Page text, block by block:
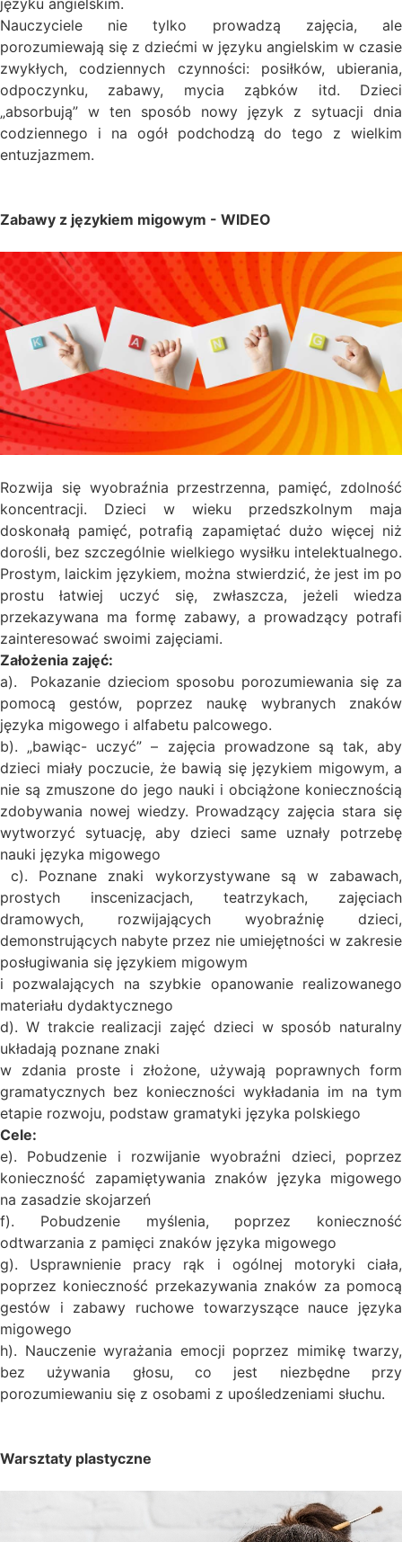
języku angielskim.
Nauczyciele nie tylko prowadzą zajęcia, ale
porozumiewają się z dziećmi w języku angielskim w czasie
zwykłych, codziennych czynności: posiłków, ubierania,
odpoczynku, zabawy, mycia ząbków itd. Dzieci
„absorbują” w ten sposób nowy język z sytuacji dnia
codziennego i na ogół podchodzą do tego z wielkim
entuzjazmem.
Zabawy z językiem migowym - WIDEO
Rozwija się wyobraźnia przestrzenna, pamięć, zdolność
koncentracji. Dzieci w wieku przedszkolnym maja
doskonałą pamięć, potrafią zapamiętać dużo więcej niż
dorośli, bez szczególnie wielkiego wysiłku intelektualnego.
Prostym, laickim językiem, można stwierdzić, że jest im po
prostu łatwiej uczyć się, zwłaszcza, jeżeli wiedza
przekazywana ma formę zabawy, a prowadzący potrafi
zainteresować swoimi zajęciami.
Założenia zajęć:
a). Pokazanie dzieciom sposobu porozumiewania się za
pomocą gestów, poprzez naukę wybranych znaków
języka migowego i alfabetu palcowego.
b). „bawiąc- uczyć” – zajęcia prowadzone są tak, aby
dzieci miały poczucie, że bawią się językiem migowym, a
nie są zmuszone do jego nauki i obciążone koniecznością
zdobywania nowej wiedzy. Prowadzący zajęcia stara się
wytworzyć sytuację, aby dzieci same uznały potrzebę
nauki języka migowego
c). Poznane znaki wykorzystywane są w zabawach,
prostych inscenizacjach, teatrzykach, zajęciach
dramowych, rozwijających wyobraźnię dzieci,
demonstrujących nabyte przez nie umiejętności w zakresie
posługiwania się językiem migowym
i pozwalających na szybkie opanowanie realizowanego
materiału dydaktycznego
d). W trakcie realizacji zajęć dzieci w sposób naturalny
układają poznane znaki
w zdania proste i złożone, używają poprawnych form
gramatycznych bez konieczności wykładania im na tym
etapie rozwoju, podstaw gramatyki języka polskiego
Cele:
e). Pobudzenie i rozwijanie wyobraźni dzieci, poprzez
konieczność zapamiętywania znaków języka migowego
na zasadzie skojarzeń
f). Pobudzenie myślenia, poprzez konieczność
odtwarzania z pamięci znaków języka migowego
g). Usprawnienie pracy rąk i ogólnej motoryki ciała,
poprzez konieczność przekazywania znaków za pomocą
gestów i zabawy ruchowe towarzyszące nauce języka
migowego
h). Nauczenie wyrażania emocji poprzez mimikę twarzy,
bez używania głosu, co jest niezbędne przy
porozumiewaniu się z osobami z upośledzeniami słuchu.
Warsztaty plastyczne